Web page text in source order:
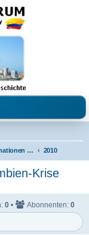
und Venezuela.
Presseinformationen & Neuigkeiten 2010
Krise
0 • Abonnenten: 0